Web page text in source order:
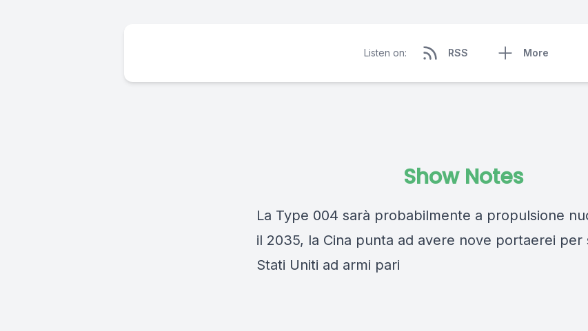
Listen on: RSS More
Show Notes
La Type 004 sarà probabilmente a propulsione
il 2035, la Cina punta ad avere nove portaerei per
Stati Uniti ad armi pari